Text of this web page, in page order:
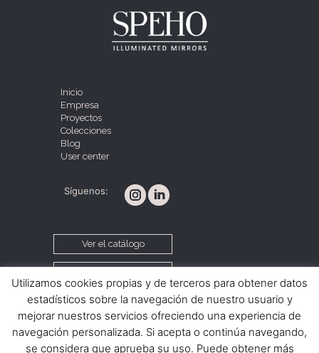
Inicio
Empresa
Proyectos
Colecciones
Blog
User center
Síguenos:
Ver el catálogo
Política de cookies
Aviso legal
Condiciones de venta
Utilizamos cookies propias y de terceros para obtener datos
estadísticos sobre la navegación de nuestro usuario y
mejorar nuestros servicios ofreciendo una experiencia de
navegación personalizada. Si acepta o continúa navegando,
se considera que aprueba su uso. Puede obtener más